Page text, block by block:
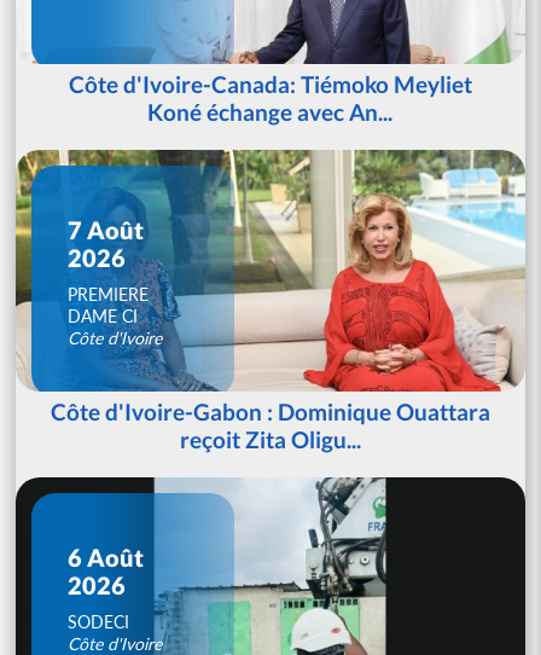
Côte d'Ivoire-Canada: Tiémoko Meyliet
Koné échange avec An...
7 Août
2026
PREMIERE
DAME CI
Côte d'Ivoire
Côte d'Ivoire-Gabon : Dominique Ouattara
reçoit Zita Oligu...
6 Août
2026
SODECI
Côte d'Ivoire